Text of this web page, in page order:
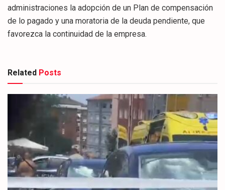
administraciones la adopción de un Plan de compensación
de lo pagado y una moratoria de la deuda pendiente, que
favorezca la continuidad de la empresa.
Related Posts